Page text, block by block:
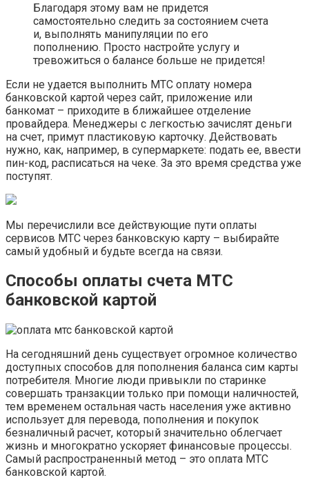
Благодаря этому вам не придется
самостоятельно следить за состоянием счета
и, выполнять манипуляции по его
пополнению. Просто настройте услугу и
тревожиться о балансе больше не придется!
Если не удается выполнить МТС оплату номера
банковской картой через сайт, приложение или
банкомат – приходите в ближайшее отделение
провайдера. Менеджеры с легкостью зачислят деньги
на счет, примут пластиковую карточку. Действовать
нужно, как, например, в супермаркете: подать ее, ввести
пин-код, расписаться на чеке. За это время средства уже
поступят.
Мы перечислили все действующие пути оплаты
сервисов МТС через банковскую карту – выбирайте
самый удобный и будьте всегда на связи.
Способы оплаты счета МТС
банковской картой
На сегодняшний день существует огромное количество
доступных способов для пополнения баланса сим карты
потребителя. Многие люди привыкли по старинке
совершать транзакции только при помощи наличностей,
тем временем остальная часть населения уже активно
использует для перевода, пополнения и покупок
безналичный расчет, который значительно облегчает
жизнь и многократно ускоряет финансовые процессы.
Самый распространенный метод – это оплата МТС
банковской картой.